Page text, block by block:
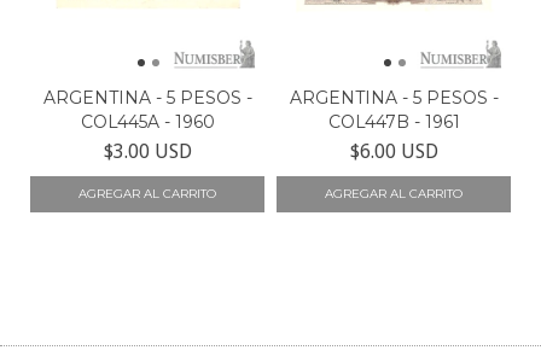
ARGENTINA - 5 PESOS -
COL445A - 1960
$3.00 USD
ARGENTINA - 5 PESOS -
COL447B - 1961
$6.00 USD